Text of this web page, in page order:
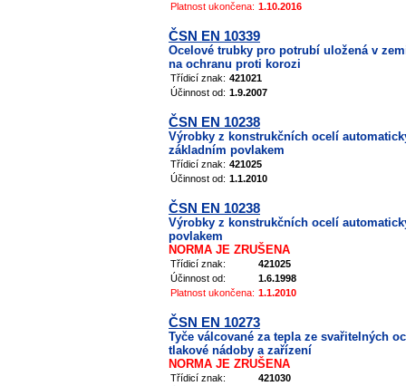
Platnost ukončena: 1.10.2016
ČSN EN 10339
Ocelové trubky pro potrubí uložená v
na ochranu proti korozi
Třídicí znak: 421021
Účinnost od: 1.9.2007
ČSN EN 10238
Výrobky z konstrukčních ocelí
základním povlakem
Třídicí znak: 421025
Účinnost od: 1.1.2010
ČSN EN 10238
Výrobky z konstrukčních ocelí
povlakem
NORMA JE ZRUŠENA
Třídicí znak:
421025
Účinnost od:
1.6.1998
Platnost ukončena: 1.1.2010
ČSN EN 10273
Tyče válcované za tepla ze svařitelných
tlakové nádoby a zařízení
NORMA JE ZRUŠENA
Třídicí znak:
421030